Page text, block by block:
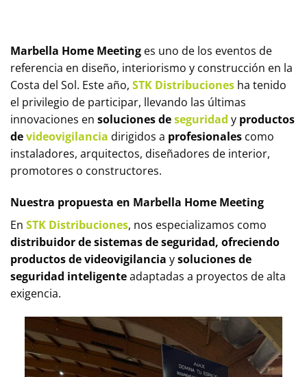
Marbella Home Meeting es uno de los eventos de
referencia en diseño, interiorismo y construcción en la
Costa del Sol. Este año, STK Distribuciones ha tenido
el privilegio de participar, llevando las últimas
innovaciones en soluciones deseguridad y productos
devideovigilancia dirigidos a profesionales como
instaladores, arquitectos, diseñadores de interior,
promotores o constructores.
Nuestra propuesta en Marbella Home Meeting
En STK Distribuciones, nos especializamos como
distribuidor de sistemas de seguridad, ofreciendo
productos de videovigilancia ysoluciones de
seguridad inteligenteadaptadas a proyectos de alta
exigencia.